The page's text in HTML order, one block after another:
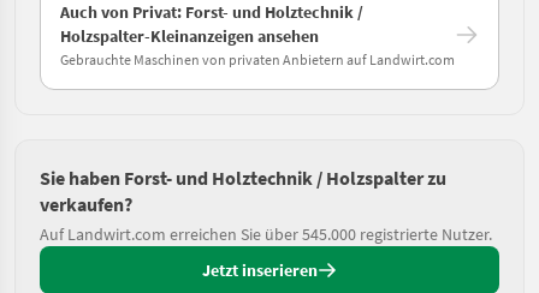
Auch von Privat: Forst- und Holztechnik /
Holzspalter-Kleinanzeigen ansehen
Gebrauchte Maschinen von privaten Anbietern auf Landwirt.com
Sie haben Forst- und Holztechnik / Holzspalter zu
verkaufen?
Auf Landwirt.com erreichen Sie über 545.000 registrierte Nutzer.
Jetzt inserieren